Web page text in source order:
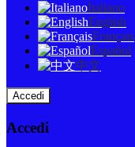
Italiano
English
Français
Español
中文
Accedi
Accedi